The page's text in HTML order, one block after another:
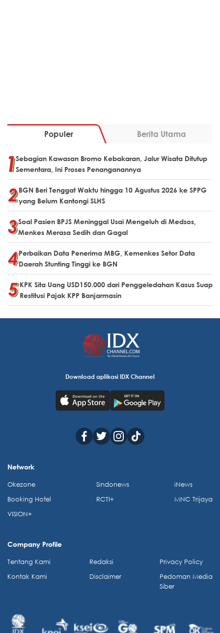
Populer Berita Utama
Sebagian Kawasan Bromo Kebakaran, Jalur Wisata Ditutup
Sementara, Ini Proses Penanganannya
BGN Beri Tenggat Waktu hingga 10 Agustus 2026 ke SPPG
yang Belum Kantongi SLHS
Soal Pasien BPJS Meninggal Usai Mengeluh di Medsos,
Menkes Merasa Sedih dan Gagal
Perbaikan Data Penerima MBG, Kemenkes Setor Data
Daerah Stunting Tinggi ke BGN
KPK Sita Uang USD150.000 dari Penggeledahan Kasus Suap
Restitusi Pajak KPP Banjarmasin
Download aplikasi IDX Channel
Network
Okezone
Booking Hotel
VISION+
Sindonews
RCTI+
iNews
MNC Trijaya
Company Profile
Tentang Kami
Kontak Kami
Redaksi
Disclaimer
Privacy Policy
Pedoman Media
Siber